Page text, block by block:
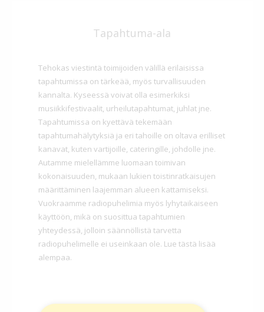
Tapahtuma-ala
Tehokas viestintä toimijoiden välillä erilaisissa
tapahtumissa on tärkeää, myös turvallisuuden
kannalta. Kyseessä voivat olla esimerkiksi
musiikkifestivaalit, urheilutapahtumat, juhlat jne.
Tapahtumissa on kyettävä tekemään
tapahtumahälytyksiä ja eri tahoille on oltava erilliset
kanavat, kuten vartijoille, cateringille, johdolle jne.
Autamme mielellämme luomaan toimivan
kokonaisuuden, mukaan lukien toistinratkaisujen
määrittäminen laajemman alueen kattamiseksi.
Vuokraamme radiopuhelimia myös lyhytaikaiseen
käyttöön, mikä on suosittua tapahtumien
yhteydessä, jolloin säännöllistä tarvetta
radiopuhelimelle ei useinkaan ole. Lue tästä lisää
alempaa.